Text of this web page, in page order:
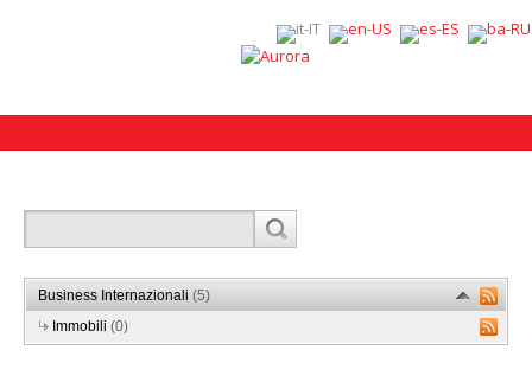
Business Internazionali (5)
Immobili (0)